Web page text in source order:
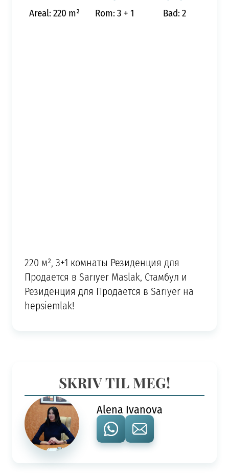
Areal: 220 m² Rom: 3 + 1 Bad: 2
220 м², 3+1 комнаты Резиденция для
Продается в Sarıyer Maslak, Стамбул и
Резиденция для Продается в Sarıyer на
hepsiemlak!
SKRIV TIL MEG!
Alena Ivanova